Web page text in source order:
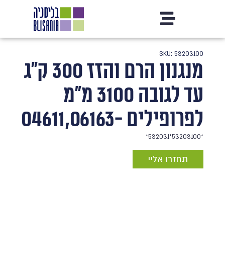
SKU: 53203100
מנגנון הרם והזז 300 ק"ג
עד לגובה 3100 מ"מ
לפרופילים -04611,06163
*53203100*532031*
תחזרו אליי